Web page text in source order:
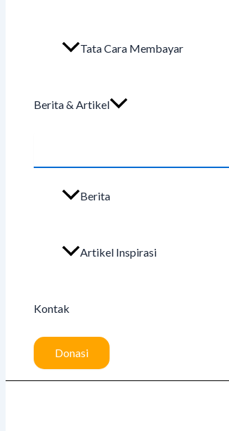
Tata Cara Membayar
Berita & Artikel
Berita
Artikel Inspirasi
Kontak
Donasi